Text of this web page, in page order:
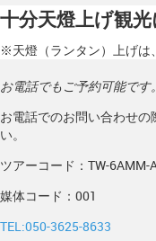
十分天燈上げ観
※天燈（ランタン）上げは
お電話でもご予約可能です。
お電話でのお問い合わせ
い。
ツアーコード：TW-6AMM-
媒体コード：001
TEL:050-3625-8633